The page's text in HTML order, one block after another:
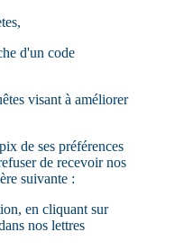
d'un code
visant à améliorer
de ses préférences
de recevoir nos
suivante :
en cliquant sur
nos lettres